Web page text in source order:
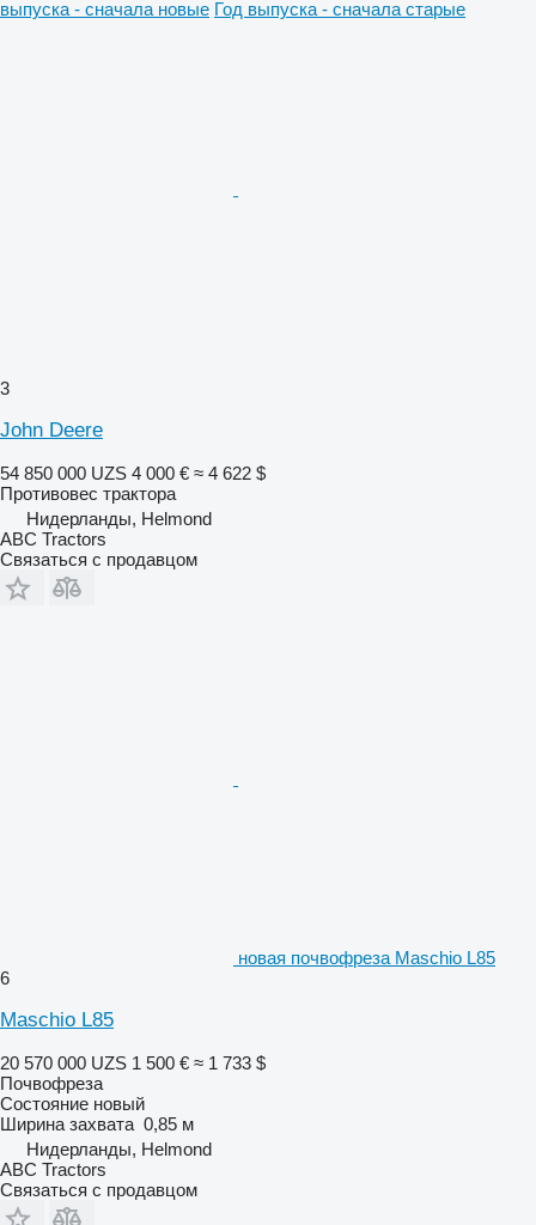
выпуска - сначала новые Год выпуска - сначала старые
3
John Deere
54 850 000 UZS 4 000 € ≈ 4 622 $
Противовес трактора
Нидерланды, Helmond
ABC Tractors
Связаться с продавцом
новая почвофреза Maschio L85
6
Maschio L85
20 570 000 UZS 1 500 € ≈ 1 733 $
Почвофреза
Состояние новый
Ширина захвата 0,85 м
Нидерланды, Helmond
ABC Tractors
Связаться с продавцом